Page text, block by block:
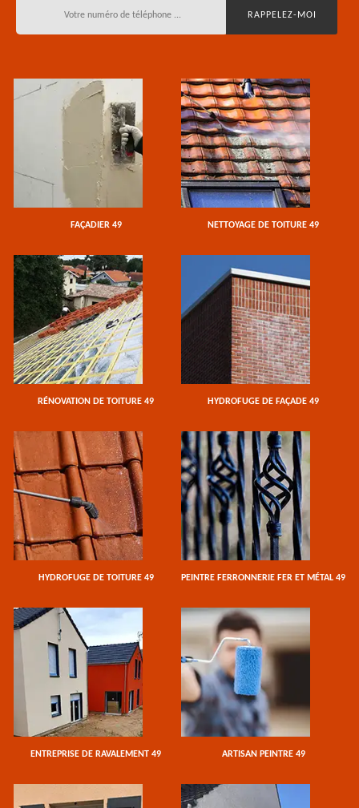
FAÇADIER 49 NETTOYAGE DE TOITURE 49
RÉNOVATION DE TOITURE 49 HYDROFUGE DE FAÇADE 49
HYDROFUGE DE TOITURE 49 PEINTRE FERRONNERIE FER ET MÉTAL 49
ENTREPRISE DE RAVALEMENT 49 ARTISAN PEINTRE 49